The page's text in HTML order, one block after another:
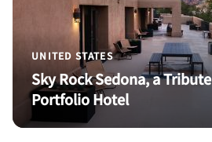
UNITED STATES
Sky Rock Sedona, a Tribute
Portfolio Hotel